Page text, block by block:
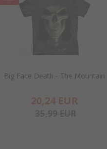
Big Face Death - The Mountain
20,24 EUR